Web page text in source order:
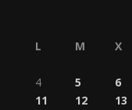
L
M X
4
5 6
11
12 13